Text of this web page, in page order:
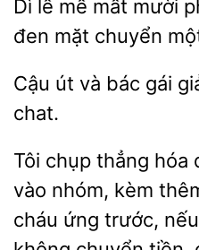
Dì lề
đen mặt chuyển
Cậu út và bác gái
chat.
Tôi chụp thẳng hóa
vào nhóm, kèm
cháu ứng trước,